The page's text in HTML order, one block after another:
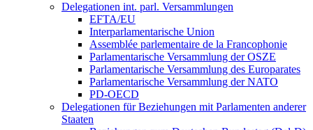
Delegationen int. parl. Versammlungen
EFTA/EU
Interparlamentarische Union
Assemblée parlementaire de la Francophonie
Parlamentarische Versammlung der OSZE
Parlamentarische Versammlung des Europarates
Parlamentarische Versammlung der NATO
PD-OECD
Delegationen für Beziehungen mit Parlamenten anderer
Staaten